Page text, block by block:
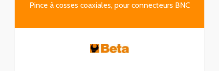
Pince à cosses coaxiales, pour connecteurs BNC